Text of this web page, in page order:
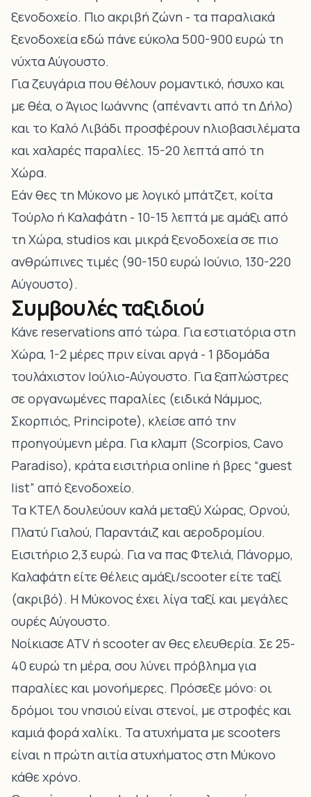
ξενοδοχείο. Πιο ακριβή ζώνη - τα παραλιακά
ξενοδοχεία εδώ πάνε εύκολα 500-900 ευρώ τη
νύχτα Αύγουστο.
Για ζευγάρια που θέλουν ρομαντικό, ήσυχο και
με θέα, ο Άγιος Ιωάννης (απέναντι από τη Δήλο)
και το Καλό Λιβάδι προσφέρουν ηλιοβασιλέματα
και χαλαρές παραλίες. 15-20 λεπτά από τη
Χώρα.
Εάν θες τη Μύκονο με λογικό μπάτζετ, κοίτα
Τούρλο ή Καλαφάτη - 10-15 λεπτά με αμάξι από
τη Χώρα, studios και μικρά ξενοδοχεία σε πιο
ανθρώπινες τιμές (90-150 ευρώ Ιούνιο, 130-220
Αύγουστο).
Συμβουλές ταξιδιού
Κάνε reservations από τώρα. Για εστιατόρια στη
Χώρα, 1-2 μέρες πριν είναι αργά - 1 βδομάδα
τουλάχιστον Ιούλιο-Αύγουστο. Για ξαπλώστρες
σε οργανωμένες παραλίες (ειδικά Νάμμος,
Σκορπιός, Principote), κλείσε από την
προηγούμενη μέρα. Για κλαμπ (Scorpios, Cavo
Paradiso), κράτα εισιτήρια online ή βρες “guest
list” από ξενοδοχείο.
Τα ΚΤΕΛ δουλεύουν καλά μεταξύ Χώρας, Ορνού,
Πλατύ Γιαλού, Παραντάιζ και αεροδρομίου.
Εισιτήριο 2,3 ευρώ. Για να πας Φτελιά, Πάνορμο,
Καλαφάτη είτε θέλεις αμάξι/scooter είτε ταξί
(ακριβό). Η Μύκονος έχει λίγα ταξί και μεγάλες
ουρές Αύγουστο.
Νοίκιασε ATV ή scooter αν θες ελευθερία. Σε 25-
40 ευρώ τη μέρα, σου λύνει πρόβλημα για
παραλίες και μονοήμερες. Πρόσεξε μόνο: οι
δρόμοι του νησιού είναι στενοί, με στροφές και
καμιά φορά χαλίκι. Τα ατυχήματα με scooters
είναι η πρώτη αιτία ατυχήματος στη Μύκονο
κάθε χρόνο.